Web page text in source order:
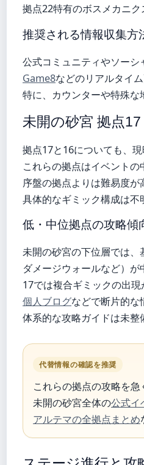
拠点22特有のボスメカニ
推奨される情報収集方
公式コミュニティやソー
Game8などのリアルタイ
特に、カウンターや特殊
未開の砂宮 拠点
拠点17と16についても、
これらの拠点はイベントの
序盤の拠点よりは難易度が
具体的なギミック構成は不
低・中位拠点の攻略傾
未開の砂宮の下位層では
ダメージウォールなど）が
17では複合ギミックの出現
個人ブログなどで断片的な
体系的な攻略ガイドは未整
代替情報の確認を推奨
これらの拠点の攻略を急
未開の砂宮全体の公式イ
アルテマの全拠点まとめ